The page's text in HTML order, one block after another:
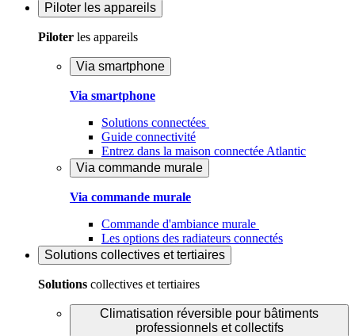
Piloter les appareils
Piloter les appareils
Via smartphone
Via smartphone
Solutions connectées
Guide connectivité
Entrez dans la maison connectée Atlantic
Via commande murale
Via commande murale
Commande d'ambiance murale
Les options des radiateurs connectés
Solutions collectives et tertiaires
Solutions collectives et tertiaires
Climatisation réversible pour bâtiments
professionnels et collectifs